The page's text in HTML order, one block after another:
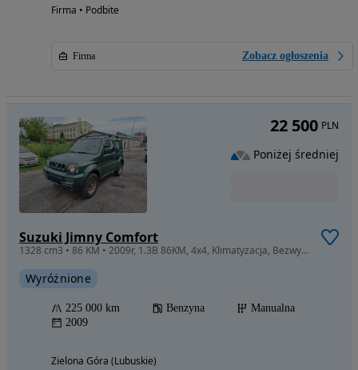
Firma • Podbite
Firma Zobacz ogłoszenia
Suzuki Jimny Comfort
1328 cm3 • 86 KM • 2009r, 1.3B 86KM, 4x4, Klimatyzacja, Bezwypadkowy, 1 WŁ z DE
Wyróżnione
225 000 km Benzyna
Manualna
2009
Zielona Góra (Lubuskie)
22 500 PLN
Poniżej średniej